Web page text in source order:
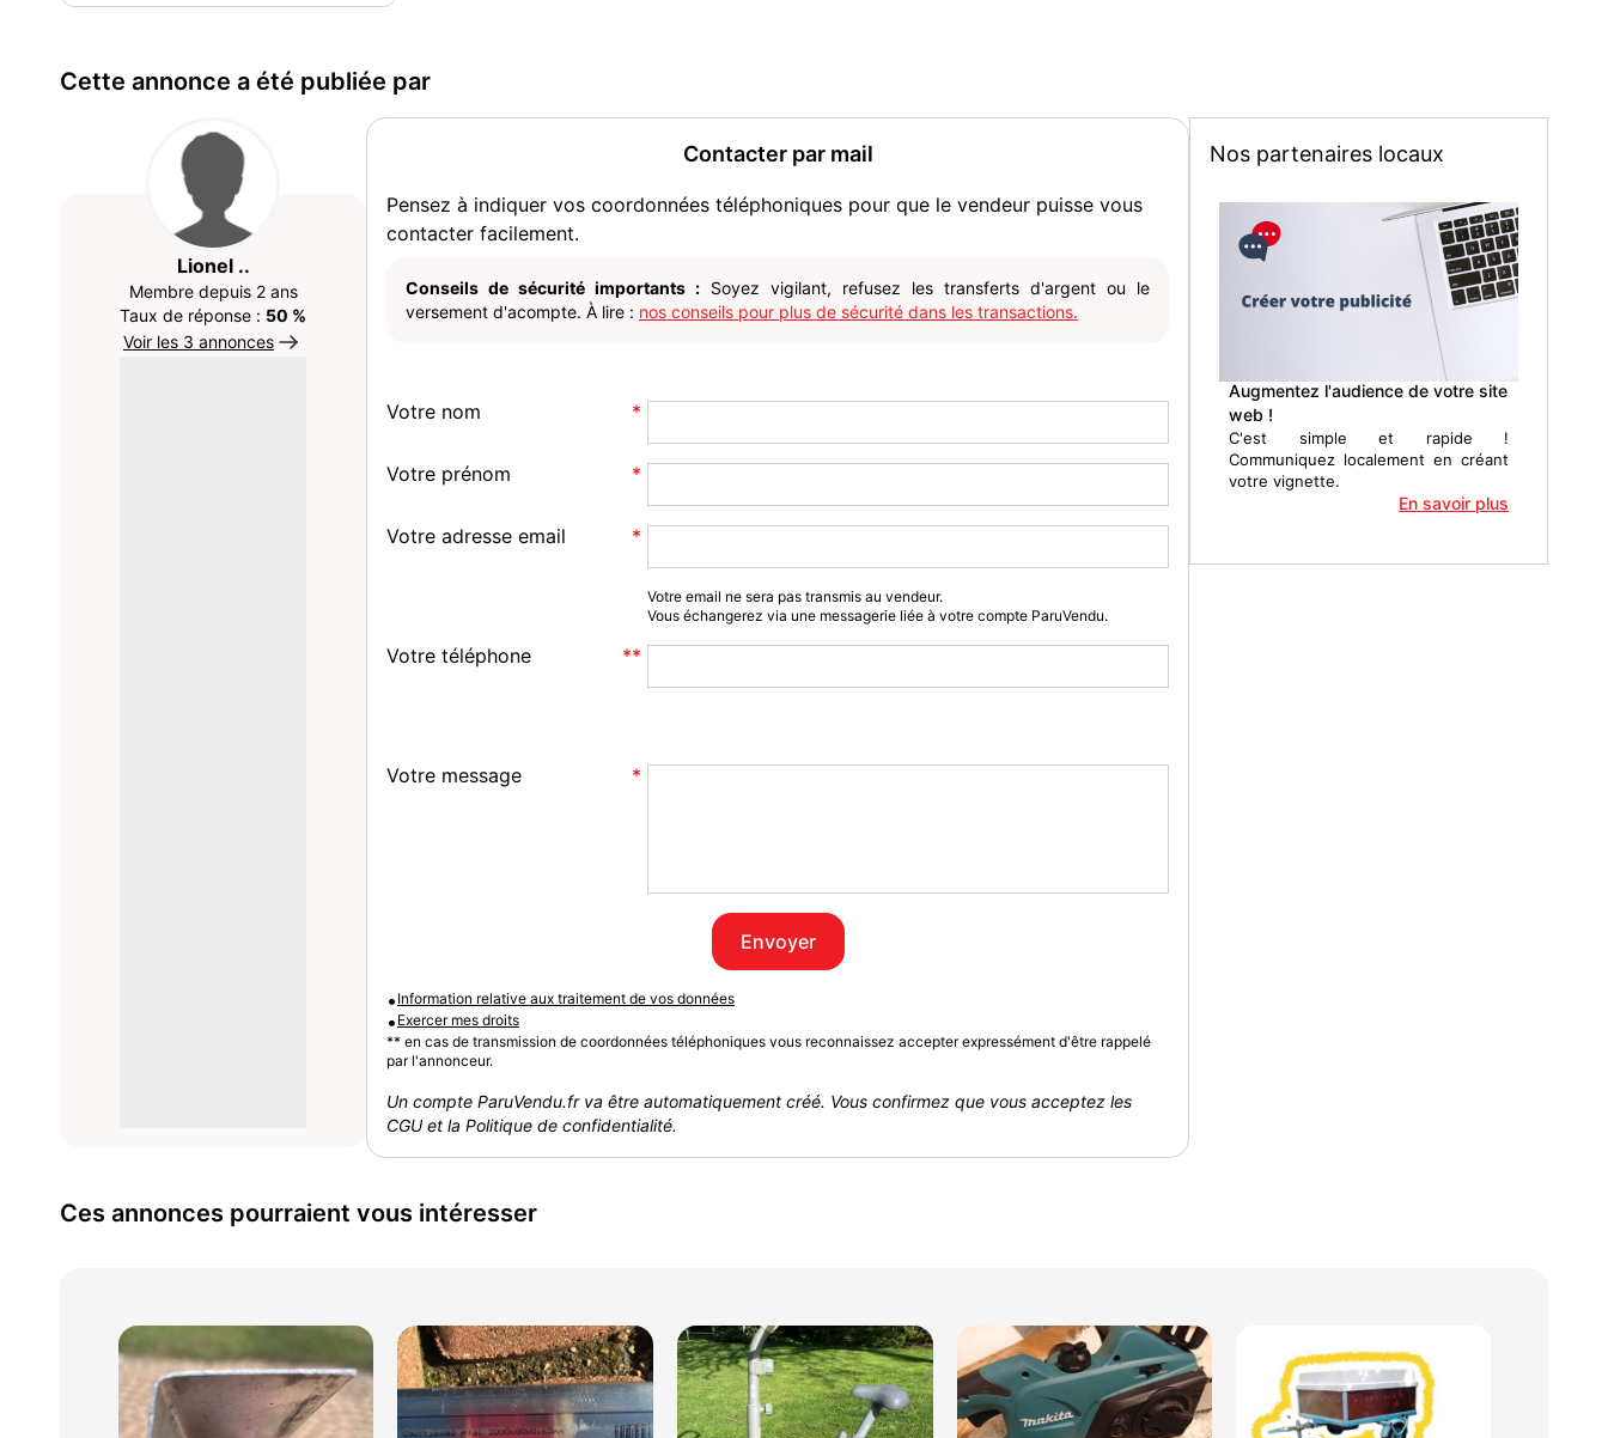
Cette annonce a été publiée par
Lionel ..
Membre depuis 2 ans
Taux de réponse : 50 %
Voir les 3 annonces
Contacter par mail
Pensez à indiquer vos coordonnées téléphoniques pour que le vendeur puisse vous
contacter facilement.
Conseils de sécurité importants : Soyez vigilant, refusez les transferts d'argent ou le
versement d'acompte. À lire : nos conseils pour plus de sécurité dans les transactions.
Votre nom
Votre prénom
Votre adresse email
Votre email ne sera pas transmis au vendeur.
Vous échangerez via une messagerie liée à votre compte ParuVendu.
Votre téléphone
Votre message
Envoyer
• Information relative aux traitement de vos données
• Exercer mes droits
** en cas de transmission de coordonnées téléphoniques vous reconnaissez accepter expressément d'être rappelé
par l'annonceur.
Un compte ParuVendu.fr va être automatiquement créé. Vous confirmez que vous acceptez les
CGU et la Politique de confidentialité.
Nos partenaires locaux
Augmentez l'audience de votre site
web !
C'est simple et rapide !
Communiquez localement en créant
votre vignette.
En savoir plus
Ces annonces pourraient vous intéresser